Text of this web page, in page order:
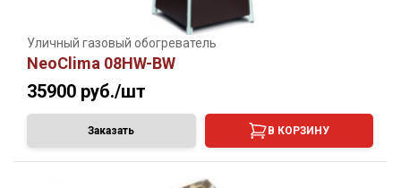
Уличный газовый обогреватель
NeoClima 08HW-BW
35900 руб./шт
Заказать В КОРЗИНУ